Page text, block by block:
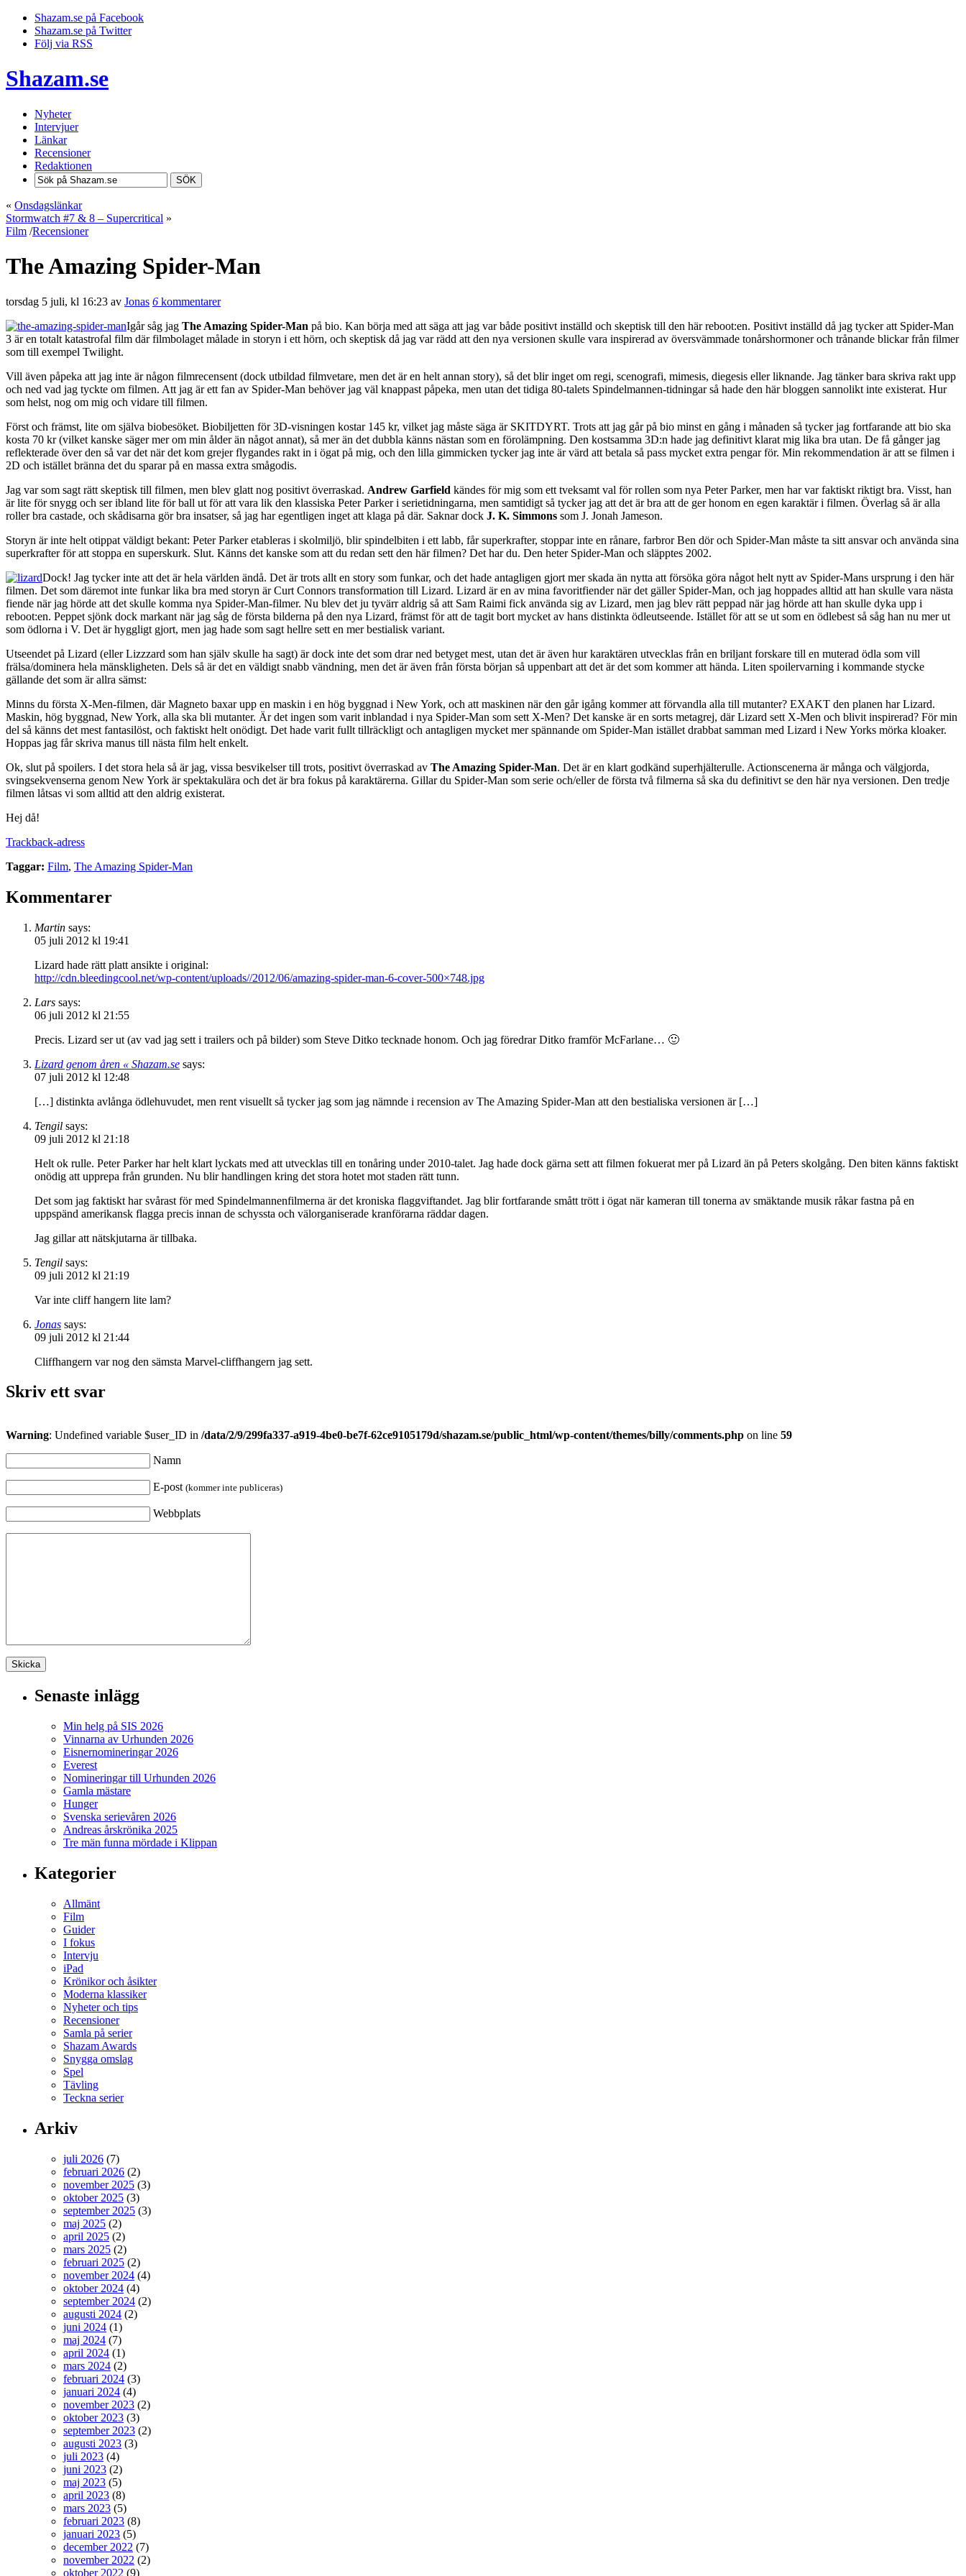
Shazam.se på Facebook
Shazam.se på Twitter
Följ via RSS
Shazam.se
Nyheter
Intervjuer
Länkar
Recensioner
Redaktionen
SÖK
« Onsdagslänkar
Stormwatch #7 & 8 – Supercritical »
Film /Recensioner
The Amazing Spider-Man
torsdag 5 juli, kl 16:23 av Jonas 6 kommentarer
Igår såg jag The Amazing Spider-Man på bio. Kan börja med att säga att jag var både positivt inställd och skeptisk till den här reboot:en. Positivt inställd då jag tycker att Spider-Man
3 är en totalt katastrofal film där filmbolaget målade in storyn i ett hörn, och skeptisk då jag var rädd att den nya versionen skulle vara inspirerad av översvämmade tonårshormoner och trånande blickar från filmer
som till exempel Twilight.
Vill även påpeka att jag inte är någon filmrecensent (dock utbildad filmvetare, men det är en helt annan story), så det blir inget om regi, scenografi, mimesis, diegesis eller liknande. Jag tänker bara skriva rakt upp
och ned vad jag tyckte om filmen. Att jag är ett fan av Spider-Man behöver jag väl knappast påpeka, men utan det tidiga 80-talets Spindelmannen-tidningar så hade den här bloggen sannolikt inte existerat. Hur
som helst, nog om mig och vidare till filmen.
Först och främst, lite om själva biobesöket. Biobiljetten för 3D-visningen kostar 145 kr, vilket jag måste säga är SKITDYRT. Trots att jag går på bio minst en gång i månaden så tycker jag fortfarande att bio ska
kosta 70 kr (vilket kanske säger mer om min ålder än något annat), så mer än det dubbla känns nästan som en förolämpning. Den kostsamma 3D:n hade jag definitivt klarat mig lika bra utan. De få gånger jag
reflekterade över den så var det när det kom grejer flygandes rakt in i ögat på mig, och den lilla gimmicken tycker jag inte är värd att betala så pass mycket extra pengar för. Min rekommendation är att se filmen i
2D och istället bränna det du sparar på en massa extra smågodis.
Jag var som sagt rätt skeptisk till filmen, men blev glatt nog positivt överraskad. Andrew Garfield kändes för mig som ett tveksamt val för rollen som nya Peter Parker, men har var faktiskt riktigt bra. Visst, han
är lite för snygg och ser ibland lite för ball ut för att vara lik den klassiska Peter Parker i serietidningarna, men samtidigt så tycker jag att det är bra att de ger honom en egen karaktär i filmen. Överlag så är alla
roller bra castade, och skådisarna gör bra insatser, så jag har egentligen inget att klaga på där. Saknar dock J. K. Simmons som J. Jonah Jameson.
Storyn är inte helt otippat väldigt bekant: Peter Parker etableras i skolmiljö, blir spindelbiten i ett labb, får superkrafter, stoppar inte en rånare, farbror Ben dör och Spider-Man måste ta sitt ansvar och använda sina
superkrafter för att stoppa en superskurk. Slut. Känns det kanske som att du redan sett den här filmen? Det har du. Den heter Spider-Man och släpptes 2002.
Dock! Jag tycker inte att det är hela världen ändå. Det är trots allt en story som funkar, och det hade antagligen gjort mer skada än nytta att försöka göra något helt nytt av Spider-Mans ursprung i den här
filmen. Det som däremot inte funkar lika bra med storyn är Curt Connors transformation till Lizard. Lizard är en av mina favoritfiender när det gäller Spider-Man, och jag hoppades alltid att han skulle vara nästa
fiende när jag hörde att det skulle komma nya Spider-Man-filmer. Nu blev det ju tyvärr aldrig så att Sam Raimi fick använda sig av Lizard, men jag blev rätt peppad när jag hörde att han skulle dyka upp i
reboot:en. Peppet sjönk dock markant när jag såg de första bilderna på den nya Lizard, främst för att de tagit bort mycket av hans distinkta ödleutseende. Istället för att se ut som en ödlebest så såg han nu mer ut
som ödlorna i V. Det är hyggligt gjort, men jag hade som sagt hellre sett en mer bestialisk variant.
Utseendet på Lizard (eller Lizzzard som han själv skulle ha sagt) är dock inte det som drar ned betyget mest, utan det är även hur karaktären utvecklas från en briljant forskare till en muterad ödla som vill
frälsa/dominera hela mänskligheten. Dels så är det en väldigt snabb vändning, men det är även från första början så uppenbart att det är det som kommer att hända. Liten spoilervarning i kommande stycke
gällande det som är allra sämst:
Minns du första X-Men-filmen, där Magneto baxar upp en maskin i en hög byggnad i New York, och att maskinen när den går igång kommer att förvandla alla till mutanter? EXAKT den planen har Lizard.
Maskin, hög byggnad, New York, alla ska bli mutanter. Är det ingen som varit inblandad i nya Spider-Man som sett X-Men? Det kanske är en sorts metagrej, där Lizard sett X-Men och blivit inspirerad? För min
del så känns det mest fantasilöst, och faktiskt helt onödigt. Det hade varit fullt tillräckligt och antagligen mycket mer spännande om Spider-Man istället drabbat samman med Lizard i New Yorks mörka kloaker.
Hoppas jag får skriva manus till nästa film helt enkelt.
Ok, slut på spoilers. I det stora hela så är jag, vissa besvikelser till trots, positivt överraskad av The Amazing Spider-Man. Det är en klart godkänd superhjälterulle. Actionscenerna är många och välgjorda,
svingsekvenserna genom New York är spektakulära och det är bra fokus på karaktärerna. Gillar du Spider-Man som serie och/eller de första två filmerna så ska du definitivt se den här nya versionen. Den tredje
filmen låtsas vi som alltid att den aldrig existerat.
Hej då!
Trackback-adress
Taggar: Film, The Amazing Spider-Man
Kommentarer
Martin says:
05 juli 2012 kl 19:41
Lizard hade rätt platt ansikte i original:
http://cdn.bleedingcool.net/wp-content/uploads//2012/06/amazing-spider-man-6-cover-500×748.jpg
Lars says:
06 juli 2012 kl 21:55
Precis. Lizard ser ut (av vad jag sett i trailers och på bilder) som Steve Ditko tecknade honom. Och jag föredrar Ditko framför McFarlane… 🙂
Lizard genom åren « Shazam.se says:
07 juli 2012 kl 12:48
[…] distinkta avlånga ödlehuvudet, men rent visuellt så tycker jag som jag nämnde i recension av The Amazing Spider-Man att den bestialiska versionen är […]
Tengil says:
09 juli 2012 kl 21:18
Helt ok rulle. Peter Parker har helt klart lyckats med att utvecklas till en tonåring under 2010-talet. Jag hade dock gärna sett att filmen fokuerat mer på Lizard än på Peters skolgång. Den biten känns faktiskt
onödig att upprepa från grunden. Nu blir handlingen kring det stora hotet mot staden rätt tunn.
Det som jag faktiskt har svårast för med Spindelmannenfilmerna är det kroniska flaggviftandet. Jag blir fortfarande smått trött i ögat när kameran till tonerna av smäktande musik råkar fastna på en
uppspänd amerikansk flagga precis innan de schyssta och välorganiserade kranförarna räddar dagen.
Jag gillar att nätskjutarna är tillbaka.
Tengil says:
09 juli 2012 kl 21:19
Var inte cliff hangern lite lam?
Jonas says:
09 juli 2012 kl 21:44
Cliffhangern var nog den sämsta Marvel-cliffhangern jag sett.
Skriv ett svar
Warning: Undefined variable $user_ID in /data/2/9/299fa337-a919-4be0-be7f-62ce9105179d/shazam.se/public_html/wp-content/themes/billy/comments.php on line 59
Namn
E-post (kommer inte publiceras)
Webbplats
Senaste inlägg
Min helg på SIS 2026
Vinnarna av Urhunden 2026
Eisnernomineringar 2026
Everest
Nomineringar till Urhunden 2026
Gamla mästare
Hunger
Svenska serievåren 2026
Andreas årskrönika 2025
Tre män funna mördade i Klippan
Kategorier
Allmänt
Film
Guider
I fokus
Intervju
iPad
Krönikor och åsikter
Moderna klassiker
Nyheter och tips
Recensioner
Samla på serier
Shazam Awards
Snygga omslag
Spel
Tävling
Teckna serier
Arkiv
juli 2026 (7)
februari 2026 (2)
november 2025 (3)
oktober 2025 (3)
september 2025 (3)
maj 2025 (2)
april 2025 (2)
mars 2025 (2)
februari 2025 (2)
november 2024 (4)
oktober 2024 (4)
september 2024 (2)
augusti 2024 (2)
juni 2024 (1)
maj 2024 (7)
april 2024 (1)
mars 2024 (2)
februari 2024 (3)
januari 2024 (4)
november 2023 (2)
oktober 2023 (3)
september 2023 (2)
augusti 2023 (3)
juli 2023 (4)
juni 2023 (2)
maj 2023 (5)
april 2023 (8)
mars 2023 (5)
februari 2023 (8)
januari 2023 (5)
december 2022 (7)
november 2022 (2)
oktober 2022 (9)